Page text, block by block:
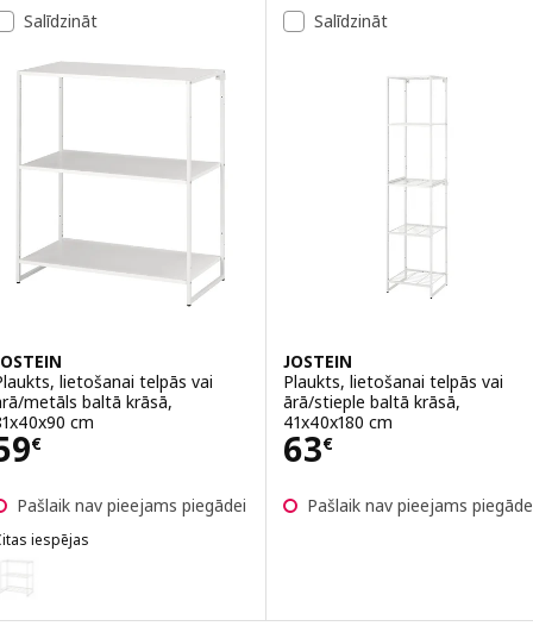
Salīdzināt
lietošanai telpās vai
metāls baltā krāsā,
cm
€ 59€
Pašlaik nav pieejams piegādei
iespējas
JOSTEIN, Plaukts, lietošanai telpās vai ārā/stieple baltā
Salīdzināt
JOSTEIN
Plaukts, lietošanai telpās vai
ārā/stieple baltā krāsā,
41x40x180 cm
63€
Cena 63€
Pašlaik nav pieejams